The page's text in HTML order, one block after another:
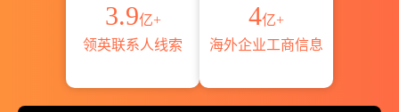
3.9亿+
领英联系人线索
4亿+
海外企业工商信息